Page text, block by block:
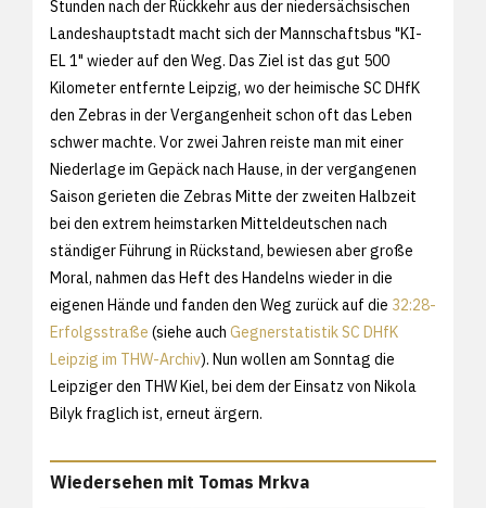
Stunden nach der Rückkehr aus der niedersächsischen
Landeshauptstadt macht sich der Mannschaftsbus "KI-
EL 1" wieder auf den Weg. Das Ziel ist das gut 500
Kilometer entfernte Leipzig, wo der heimische SC DHfK
den Zebras in der Vergangenheit schon oft das Leben
schwer machte. Vor zwei Jahren reiste man mit einer
Niederlage im Gepäck nach Hause, in der vergangenen
Saison gerieten die Zebras Mitte der zweiten Halbzeit
bei den extrem heimstarken Mitteldeutschen nach
ständiger Führung in Rückstand, bewiesen aber große
Moral, nahmen das Heft des Handelns wieder in die
eigenen Hände und fanden den Weg zurück auf die 32:28-
Erfolgsstraße (siehe auch Gegnerstatistik SC DHfK
Leipzig im THW-Archiv). Nun wollen am Sonntag die
Leipziger den THW Kiel, bei dem der Einsatz von Nikola
Bilyk fraglich ist, erneut ärgern.
Wiedersehen mit Tomas Mrkva